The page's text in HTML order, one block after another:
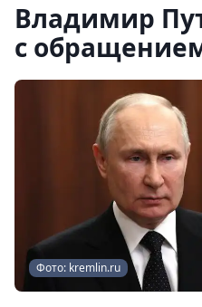
Владимир
с
Фото: kremlin.ru